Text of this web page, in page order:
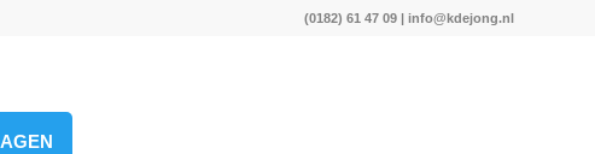
(0182) 61 47 09 | info@kdejong.nl